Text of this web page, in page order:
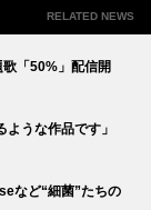
RELATED NEWS
「50%」配信開
ような作品です」
など“細菌”たちの